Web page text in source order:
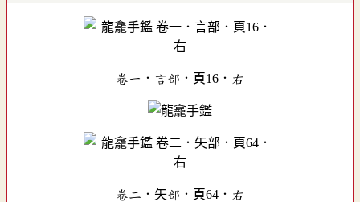
卷一．言部．頁16．右
卷二．矢部．頁64．右